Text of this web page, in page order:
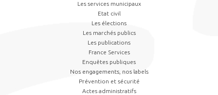
Les services municipaux
Etat civil
Les élections
Les marchés publics
Les publications
France Services
Enquêtes publiques
Nos engagements, nos labels
Prévention et sécurité
Actes administratifs